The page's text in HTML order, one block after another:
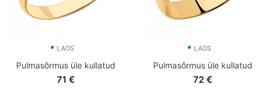
LAOS
Pulmasõrmus üle kullatud
71 €
LAOS
Pulmasõrmus üle kullatud
72 €